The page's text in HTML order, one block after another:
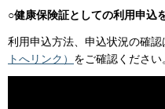
○健康保険証としての利用申込
利用申込方法、申込状況の確認
トへリンク） をご確認ください